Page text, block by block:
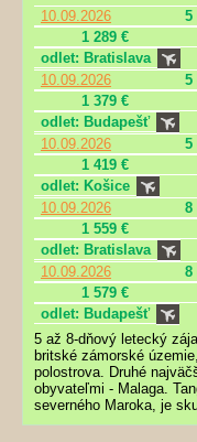
10.09.2026
5
1 289 €
odlet: Bratislava
10.09.2026
5
1 379 €
odlet: Budapešť
10.09.2026
5
1 419 €
odlet: Košice
10.09.2026
8
1 559 €
odlet: Bratislava
10.09.2026
8
1 579 €
odlet: Budapešť
5 až 8-dňový letecký
britské zámorské
polostrova. Druhé
obyvateľmi - Malaga.
severného Maroka, je